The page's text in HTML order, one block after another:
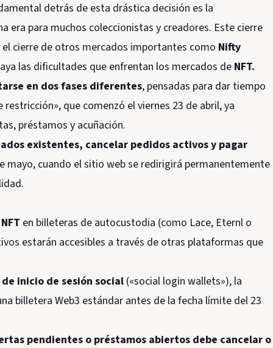
detrás de esta drástica decisión es la
era para muchos coleccionistas y creadores. Este cierre
cierre de otros mercados importantes como Nifty
las dificultades que enfrentan los mercados de NFT.
en dos fases diferentes, pensadas para dar tiempo
que comenzó el viernes 23 de abril, ya
préstamos y acuñación.
existentes, cancelar pedidos activos y pagar
mayo, cuando el sitio web se redirigirá permanentemente
NFT en billeteras de autocustodia (como Lace, Eternl o
estarán accesibles a través de otras plataformas que
inicio de sesión social («social login wallets»), la
billetera Web3 estándar antes de la fecha límite del 23
pendientes o préstamos abiertos debe cancelar o